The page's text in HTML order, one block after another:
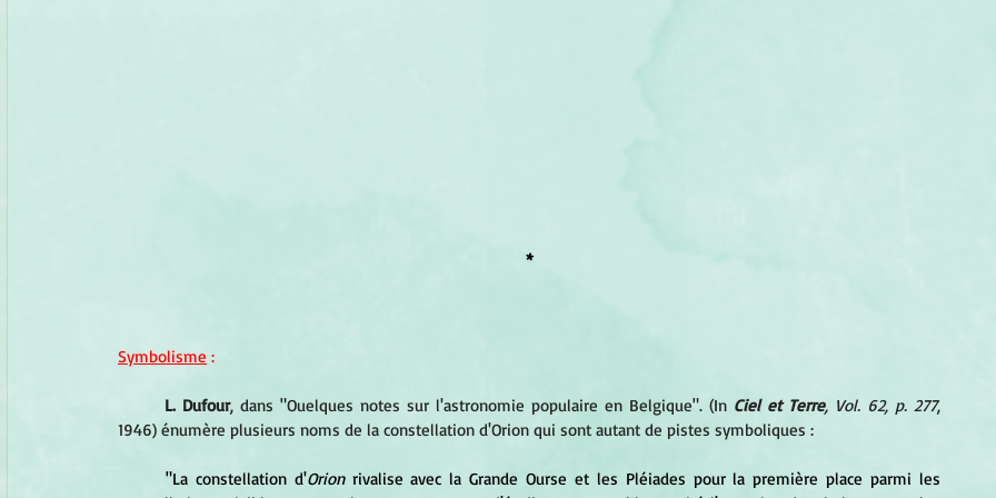
*
Symbolisme :
L. Dufour, dans "Ouelques notes sur l'astronomie populaire en Belgique". (In Ciel et Terre, Vol. 62, p. 277,
1946) énumère plusieurs noms de la constellation d'Orion qui sont autant de pistes symboliques :
	"La constellation d'
Orion rivalise avec la Grande Ourse et les Pléiades pour la première place parmi les